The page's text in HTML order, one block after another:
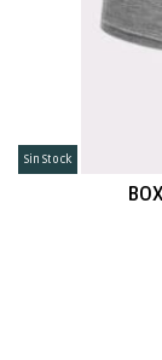
Sin Stock